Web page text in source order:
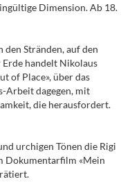
Dimension. Ab 18.
Stränden, auf den
handelt Nikolaus
of Place», über das
Arbeit dagegen, mit
die herausfordert.
urchigen Tönen die Rigi
Dokumentarfilm «Mein